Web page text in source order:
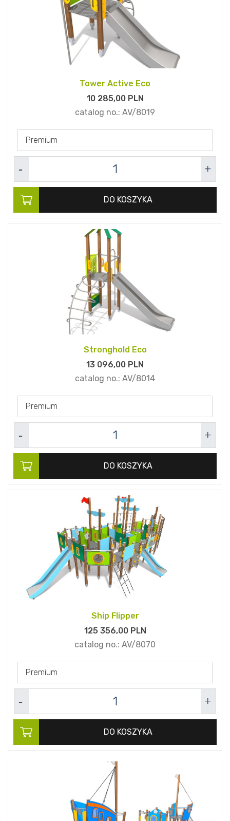
Tower Active Eco
10 285,00PLN
catalog no.: AV/8019
Premium
DO KOSZYKA
Stronghold Eco
13 096,00 PLN
catalog no.: AV/8014
Premium
DO KOSZYKA
Ship Flipper
125 356,00PLN
catalog no.: AV/8070
Premium
DO KOSZYKA